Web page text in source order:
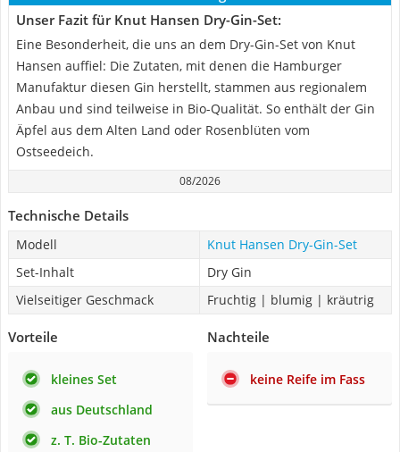
Unser Fazit für Knut Hansen Dry-Gin-Set:
Eine Besonderheit, die uns an dem Dry-Gin-Set von Knut
Hansen auffiel: Die Zutaten, mit denen die Hamburger
Manufaktur diesen Gin herstellt, stammen aus regionalem
Anbau und sind teilweise in Bio-Qualität. So enthält der Gin
Äpfel aus dem Alten Land oder Rosenblüten vom
Ostseedeich.
08/2026
Technische Details
Modell
Knut Hansen Dry-Gin-Set
Set-Inhalt
Dry Gin
Vielseitiger Geschmack
Fruchtig | blumig | kräutrig
Vorteile
kleines Set
aus Deutschland
z. T. Bio-Zutaten
Nachteile
keine Reife im Fass